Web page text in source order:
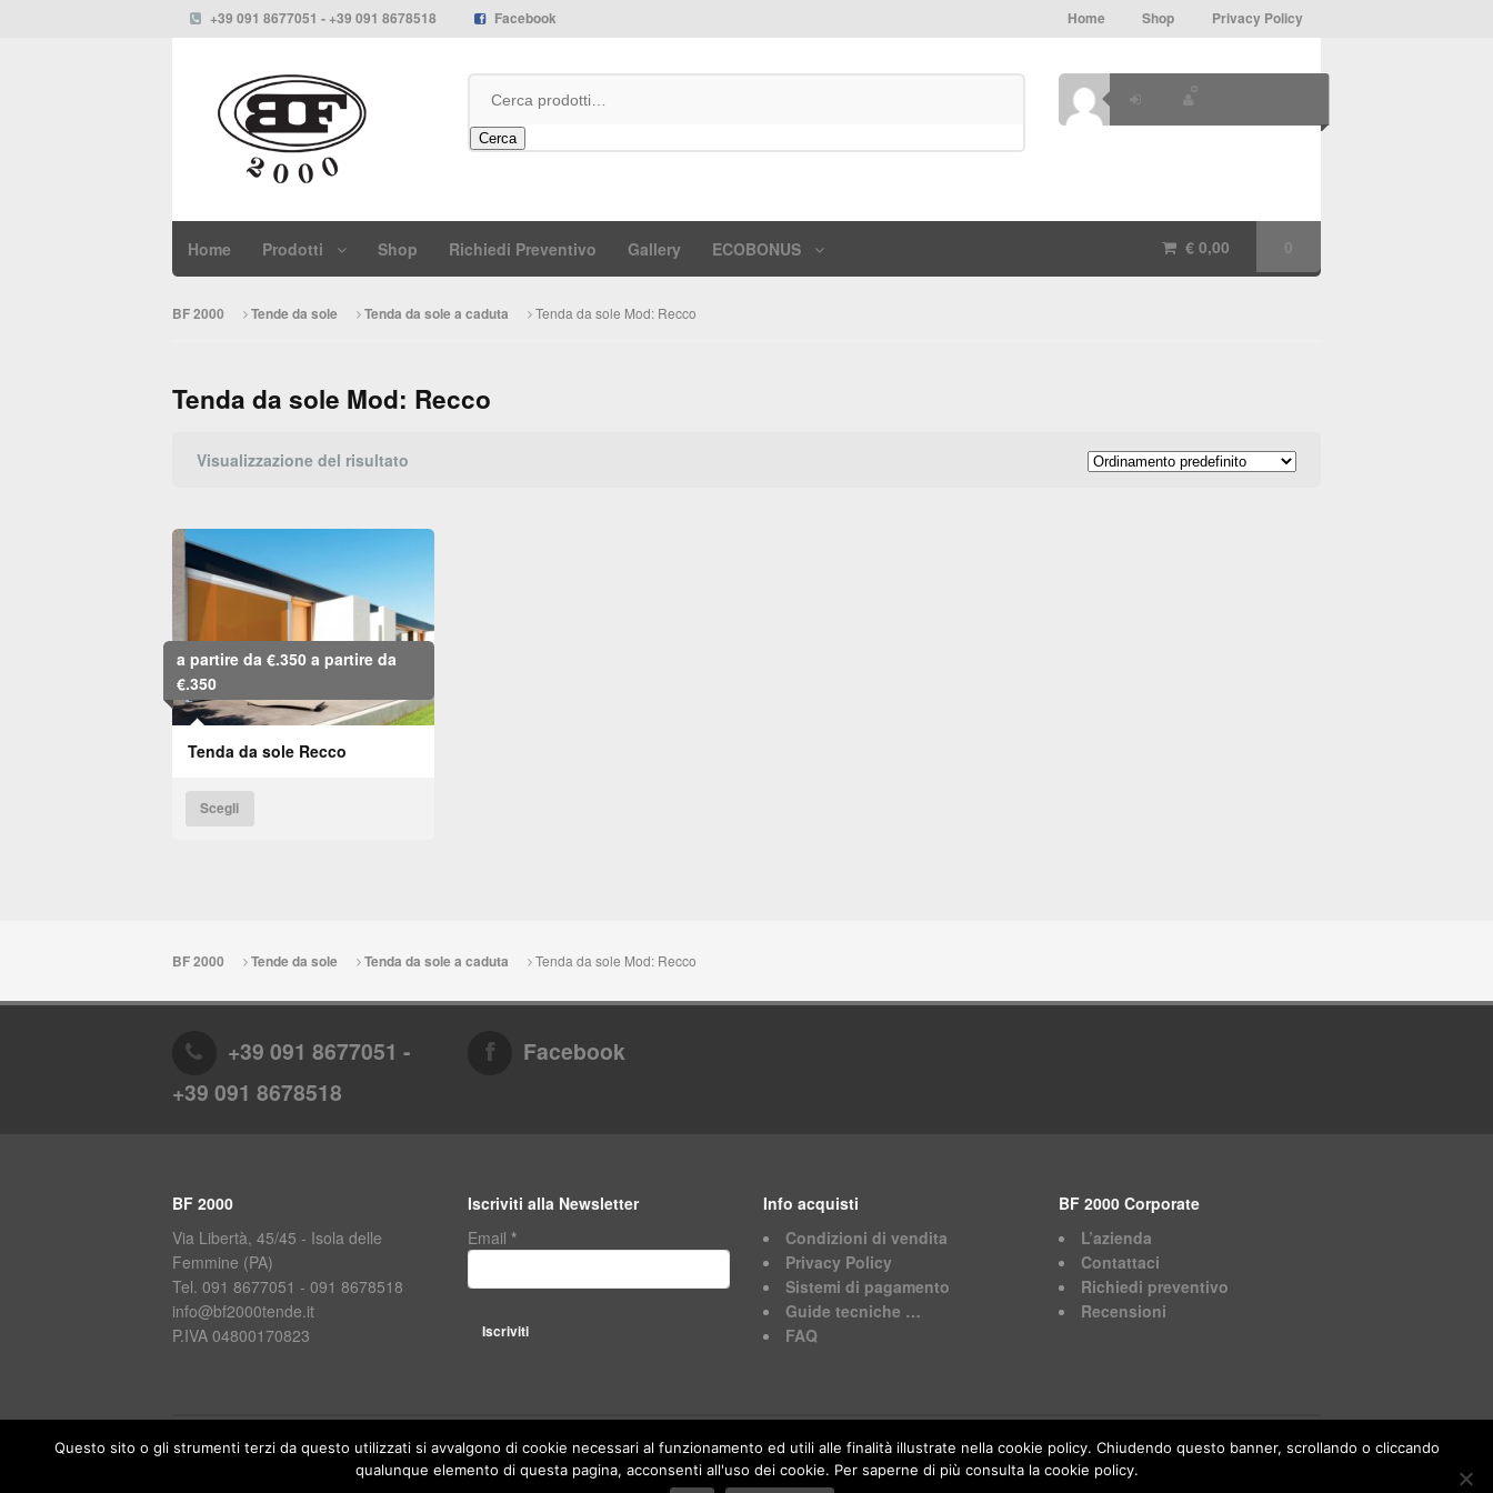
+39 091 8677051 - +39 091 8678518 Facebook Home Shop Privacy Policy
Cerca
€0,00
Home Prodotti Shop Richiedi Preventivo Gallery ECOBONUS
BF 2000 Tende da sole Tenda da sole a caduta Tenda da sole Mod: Recco
Tenda da sole Mod: Recco
Visualizzazione del risultato
a partire da €.350 a partire da
€.350
Tenda da sole Recco
Scegli
BF 2000 Tende da sole Tenda da sole a caduta Tenda da sole Mod: Recco
+39 091 8677051 -
+39 091 8678518
Facebook
BF 2000
Via Libertà, 45/45 - Isola delle
Femmine (PA)
Tel. 091 8677051 - 091 8678518
info@bf2000tende.it
P.IVA 04800170823
Iscriviti alla Newsletter
Email *
Info acquisti
Condizioni di vendita
Privacy Policy
Sistemi di pagamento
Guide tecniche …
FAQ
BF 2000 Corporate
L’azienda
Contattaci
Richiedi preventivo
Recensioni
BF 2000 © 2024. Tutti i diritti riservati.
Questo sito o gli strumenti terzi da questo utilizzati si avvalgono di cookie necessari al funzionamento ed utili alle finalità illustrate nella cookie policy. Chiudendo questo banner, scrollando o cliccando
qualunque elemento di questa pagina, acconsenti all'uso dei cookie. Per saperne di più consulta la cookie policy.